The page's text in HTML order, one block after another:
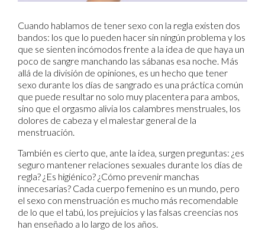
Cuando hablamos de tener sexo con la regla existen dos
bandos: los que lo pueden hacer sin ningún problema y los
que se sienten incómodos frente a la idea de que haya un
poco de sangre manchando las sábanas esa noche. Más
allá de la división de opiniones, es un hecho que tener
sexo durante los días de sangrado es una práctica común
que puede resultar no solo muy placentera para ambos,
sino que el orgasmo alivia los calambres menstruales, los
dolores de cabeza y el malestar general de la
menstruación.
También es cierto que, ante la idea, surgen preguntas: ¿es
seguro mantener relaciones sexuales durante los días de
regla? ¿Es higiénico? ¿Cómo prevenir manchas
innecesarias? Cada cuerpo femenino es un mundo, pero
el sexo con menstruación es mucho más recomendable
de lo que el tabú, los prejuicios y las falsas creencias nos
han enseñado a lo largo de los años.